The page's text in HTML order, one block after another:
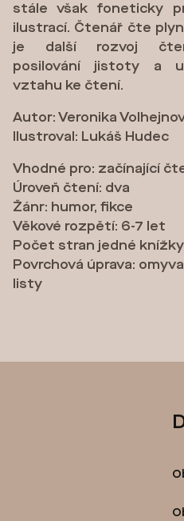
stále však foneticky
ilustrací. Čtenář čte
je další rozvoj
posilování jistoty a
vztahu ke čtení.
Autor: Veronika
Ilustroval: Lukáš Hudec
Vhodné pro: začínající
Úroveň čtení: dva
Žánr: humor, fikce
Věkové rozpětí: 6-7 let
Počet stran jedné
Povrchová úprava:
listy